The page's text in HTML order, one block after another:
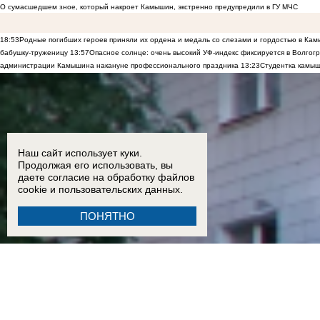
О сумасшедшем зное, который накроет Камышин, экстренно предупредили в ГУ МЧС
18:53Родные погибших героев приняли их ордена и медаль со слезами и гордостью в
бабушку-труженицу 13:57Опасное солнце: очень высокий УФ-индекс фиксируется в
администрации Камышина накануне профессионального праздника 13:23Студентка
Наш сайт использует куки.
Продолжая его использовать, вы
даете согласие на обработку файлов
cookie и пользовательских данных.
ПОНЯТНО